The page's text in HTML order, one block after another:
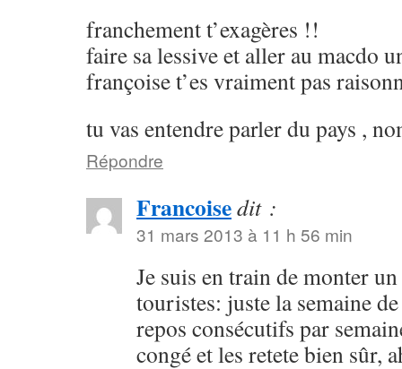
franchement t’exagères !!
faire sa lessive et aller au macdo
françoise t’es vraiment pas
tu vas entendre parler du pays ,
Répondre
Francoisedit :
31 mars 2013 à 11 h 56 min
Je suis en train de monter
touristes: juste la semaine
repos consécutifs par
congé et les retete bien sûr,